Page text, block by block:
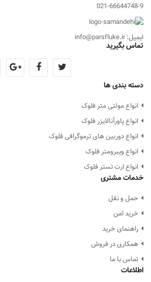
021-66644748-9
ایمیل: info@parsfluke.ir
تماس بگیرید
دسته بندی ها
انواع مولتی متر فلوک
انواع پاورآنالایزر فلوک
انواع دوربین های ترموگرافی فلوک
انواع ویبرومتر فلوک
انواع ارت تستر فلوک
خدمات مشتری
حمل و نقل
خرید امن
راهنمای خرید
همکاری در فروش
تماس با ما
اطلاعات